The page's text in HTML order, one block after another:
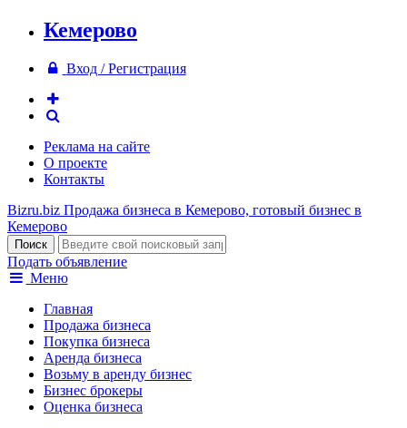
Кемерово
Вход / Регистрация
Реклама на сайте
О проекте
Контакты
Bizru.biz Продажа бизнеса в Кемерово, готовый бизнес в
Кемерово
Подать объявление
Меню
Главная
Продажа бизнеса
Покупка бизнеса
Аренда бизнеса
Возьму в аренду бизнес
Бизнес брокеры
Оценка бизнеса